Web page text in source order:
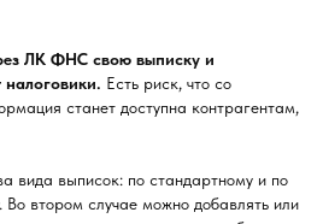
ЛК ФНС свою выписку и
налоговики. Есть риск, что со
станет доступна контрагентам,
вида выписок: по стандартному и по
Во втором случае можно добавлять или